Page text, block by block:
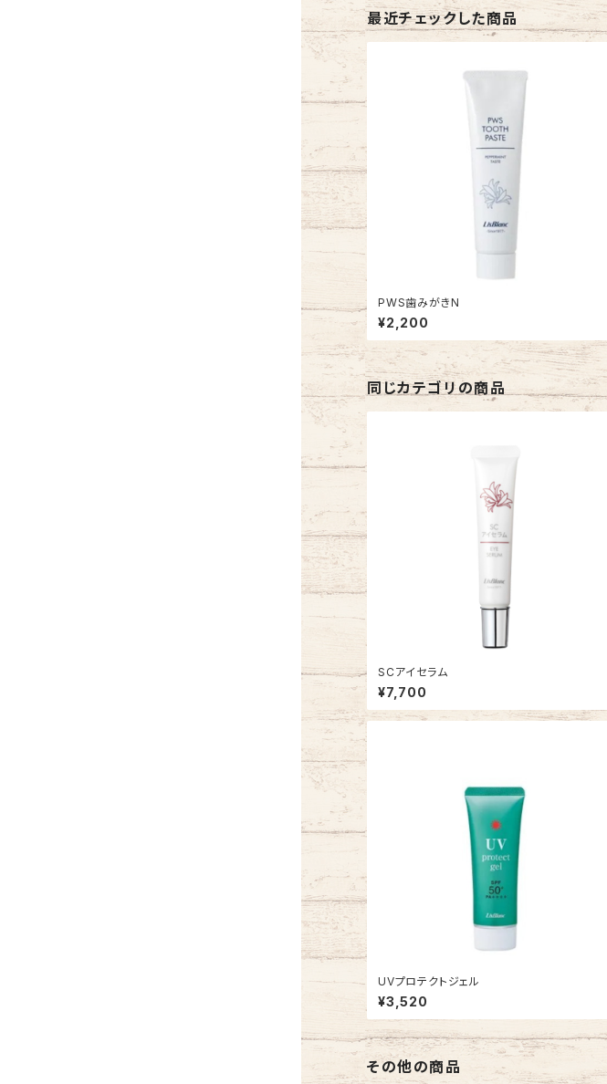
最近チェックした商品
PWS歯みがきN
¥2,200
同じカテゴリの商品
SCアイセラム
¥7,700
UVプロテクトジェル
¥3,520
その他の商品